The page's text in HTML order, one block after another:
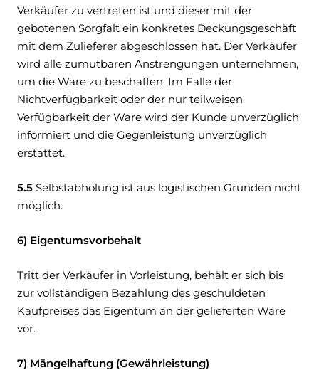
Verkäufer zu vertreten ist und dieser mit der
gebotenen Sorgfalt ein konkretes Deckungsgeschäft
mit dem Zulieferer abgeschlossen hat. Der Verkäufer
wird alle zumutbaren Anstrengungen unternehmen,
um die Ware zu beschaffen. Im Falle der
Nichtverfügbarkeit oder der nur teilweisen
Verfügbarkeit der Ware wird der Kunde unverzüglich
informiert und die Gegenleistung unverzüglich
erstattet.
5.5 Selbstabholung ist aus logistischen Gründen nicht
möglich.
6) Eigentumsvorbehalt
Tritt der Verkäufer in Vorleistung, behält er sich bis
zur vollständigen Bezahlung des geschuldeten
Kaufpreises das Eigentum an der gelieferten Ware
vor.
7) Mängelhaftung (Gewährleistung)